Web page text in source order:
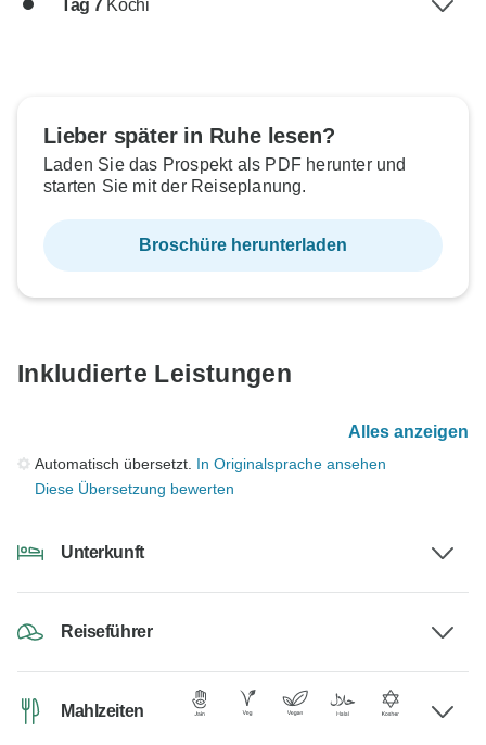
Tag 7 Kochi
Lieber später in Ruhe lesen?
Laden Sie das Prospekt als PDF herunter und
starten Sie mit der Reiseplanung.
Broschüre herunterladen
Inkludierte Leistungen
Alles anzeigen
Automatisch übersetzt. In Originalsprache ansehen
Diese Übersetzung bewerten
Unterkunft
Reiseführer
Mahlzeiten